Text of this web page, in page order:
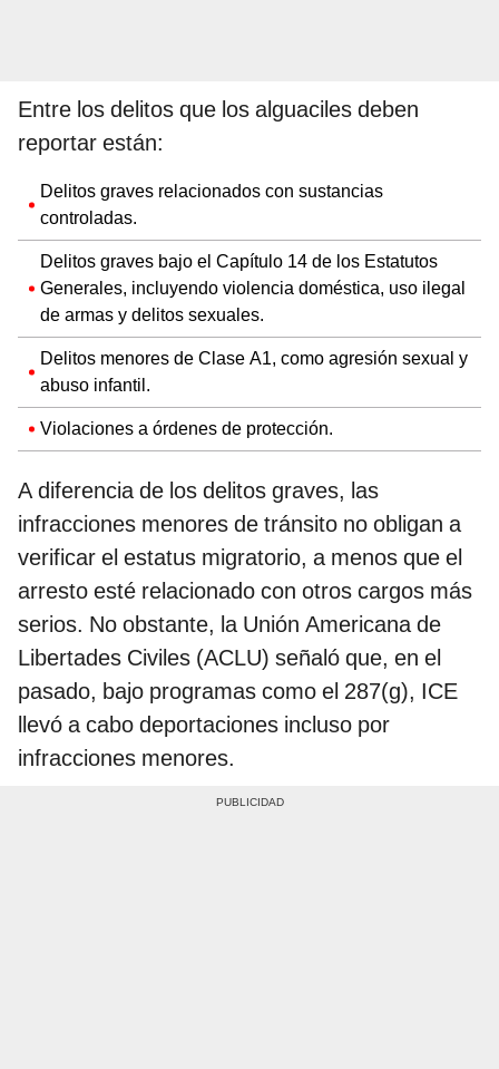
Entre los delitos que los alguaciles deben
reportar están:
Delitos graves relacionados con sustancias
controladas.
Delitos graves bajo el Capítulo 14 de los Estatutos
Generales, incluyendo violencia doméstica, uso ilegal
de armas y delitos sexuales.
Delitos menores de Clase A1, como agresión sexual y
abuso infantil.
Violaciones a órdenes de protección.
A diferencia de los delitos graves, las
infracciones menores de tránsito no obligan a
verificar el estatus migratorio, a menos que el
arresto esté relacionado con otros cargos más
serios. No obstante, la Unión Americana de
Libertades Civiles (ACLU) señaló que, en el
pasado, bajo programas como el 287(g), ICE
llevó a cabo deportaciones incluso por
infracciones menores.